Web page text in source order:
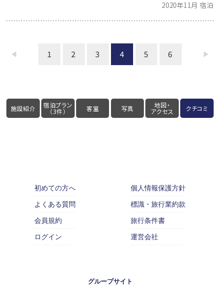
2020年11月 宿泊
1 2 3 4 5 6
施設紹介 宿泊プラン
（3件） 客室 写真 地図・
アクセス クチコミ
初めての方へ
よくある質問
会員規約
ログイン
個人情報保護方針
標識・旅行業約款
旅行条件書
運営会社
グループサイト